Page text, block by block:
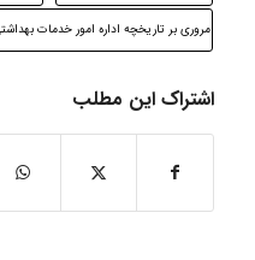
مروری بر تاریخچه اداره امور خدمات
اشتراک این مطلب